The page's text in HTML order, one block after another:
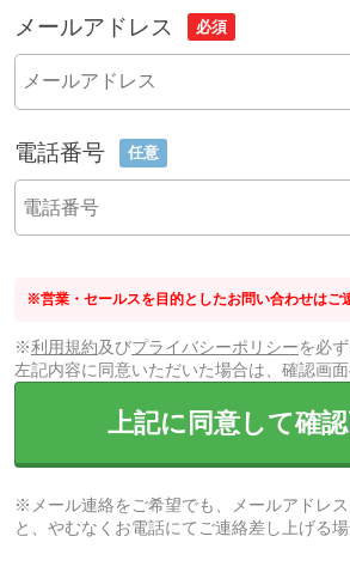
メールアドレス 必須
電話番号 任意
※営業・セールスを目的としたお問い合わせはご
※利用規約及びプライバシーポリシーを必
左記内容に同意いただいた場合は、確認画面
上記に同意して確
※メール連絡をご希望でも、メールアドレ
と、やむなくお電話にてご連絡差し上げる場